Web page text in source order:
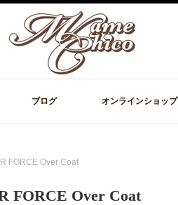
ブログ オンラインショップ
FORCE Over Coat
FORCE Over Coat